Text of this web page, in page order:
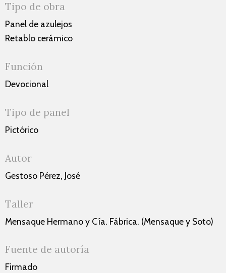
Tipo de obra
Panel de azulejos
Retablo cerámico
Función
Devocional
Tipo de panel
Pictórico
Autor
Gestoso Pérez, José
Taller
Mensaque Hermano y Cía. Fábrica. (Mensaque y Soto)
Fuente de autoría
Firmado